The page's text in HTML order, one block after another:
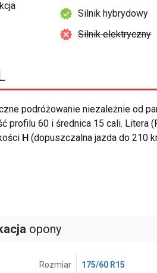
Silnik hybrydowy
Silnik elektryczny
podróżowanie niezależnie od
profilu 60 i średnica 15 cali. Litera
H (dopuszczalna jazda do 210
opony
Rozmiar 175/60 R15